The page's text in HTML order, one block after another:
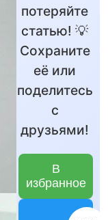
потеряйте
статью! 💡
Сохраните
её или
поделитесь
с
друзьями!
В
избранное